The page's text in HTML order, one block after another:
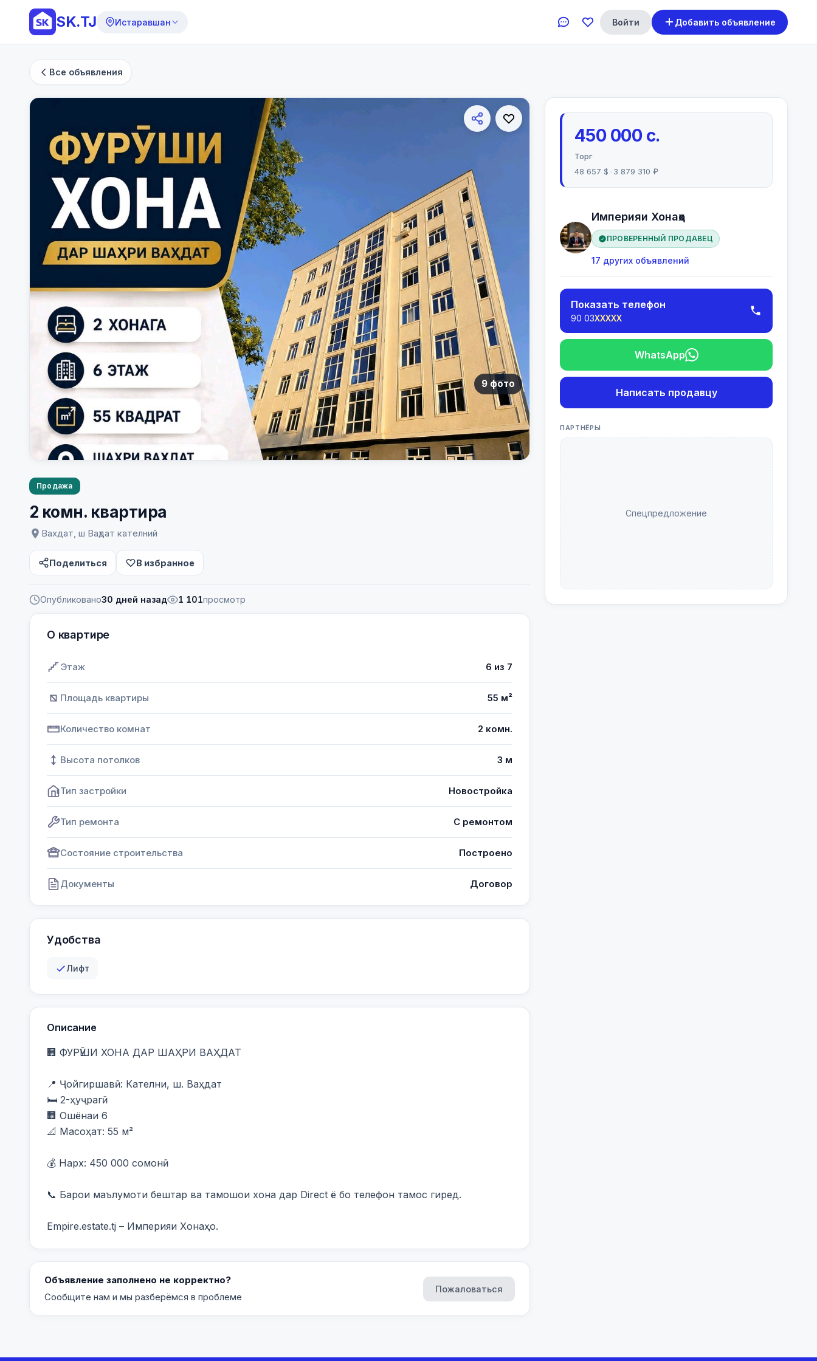
SK.TJ Истаравшан Войти Добавить объявление
Все объявления
9 фото
Продажа
2 комн. квартира
Вахдат, ш Ваҳдат кателний
Поделиться В избранное
Опубликовано30 дней назад 1 101просмотр
О квартире
Этаж 6 из 7
Площадь квартиры 55 м²
Количество комнат 2 комн.
Высота потолков 3 м
Тип застройки Новостройка
Тип ремонта С ремонтом
Состояние строительства Построено
Документы Договор
Удобства
Лифт
Описание
🏢 ФУРӮШИ ХОНА ДАР ШАҲРИ ВАҲДАТ
📍 Ҷойгиршавӣ: Кателни, ш. Ваҳдат
🛏️ 2-ҳуҷрагӣ
🏢 Ошёнаи 6
📐 Масоҳат: 55 м²
💰 Нарх: 450 000 сомонӣ
📞 Барои маълумоти бештар ва тамошои хона дар Direct ё бо телефон тамос гиред.
Empire.estate.tj – Империяи Хонаҳо.
Объявление заполнено не корректно?
Сообщите нам и мы разберёмся в проблеме
Пожаловаться
450 000 с.
Торг
48 657 $
3 879 310 ₽
Империяи Хонаҳо
ПРОВЕРЕННЫЙ ПРОДАВЕЦ
17 других объявлений
Показать телефон
90 03XXXXX
WhatsApp
Написать продавцу
ПАРТНЁРЫ
Спецпредложение